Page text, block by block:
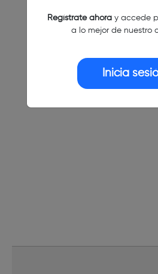
Regístrate ahoray accede
a lo mejor de nuestro
Inicia